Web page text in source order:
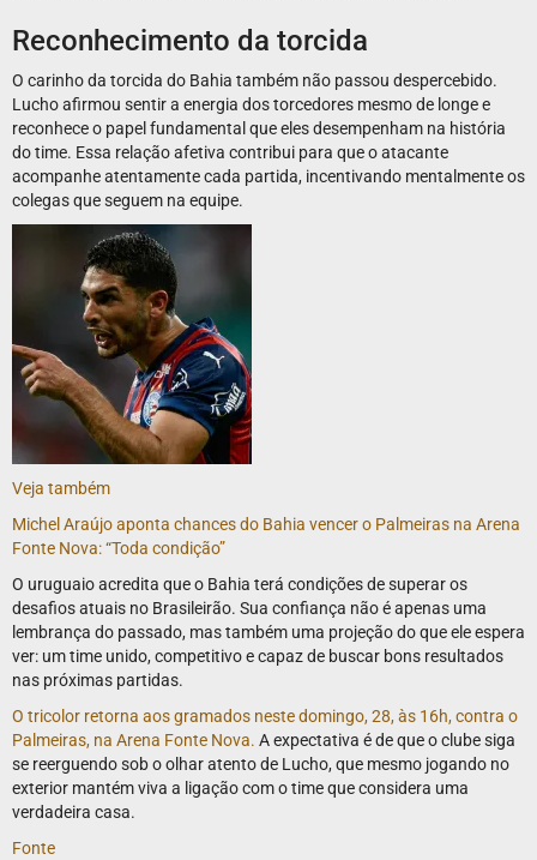
Reconhecimento da torcida
O carinho da torcida do Bahia também não passou despercebido.
Lucho afirmou sentir a energia dos torcedores mesmo de longe e
reconhece o papel fundamental que eles desempenham na história
do time. Essa relação afetiva contribui para que o atacante
acompanhe atentamente cada partida, incentivando mentalmente os
colegas que seguem na equipe.
Veja também
Michel Araújo aponta chances do Bahia vencer o Palmeiras na Arena
Fonte Nova: “Toda condição”
O uruguaio acredita que o Bahia terá condições de superar os
desafios atuais no Brasileirão. Sua confiança não é apenas uma
lembrança do passado, mas também uma projeção do que ele espera
ver: um time unido, competitivo e capaz de buscar bons resultados
nas próximas partidas.
O tricolor retorna aos gramados neste domingo, 28, às 16h, contra o
Palmeiras, na Arena Fonte Nova. A expectativa é de que o clube siga
se reerguendo sob o olhar atento de Lucho, que mesmo jogando no
exterior mantém viva a ligação com o time que considera uma
verdadeira casa.
Fonte